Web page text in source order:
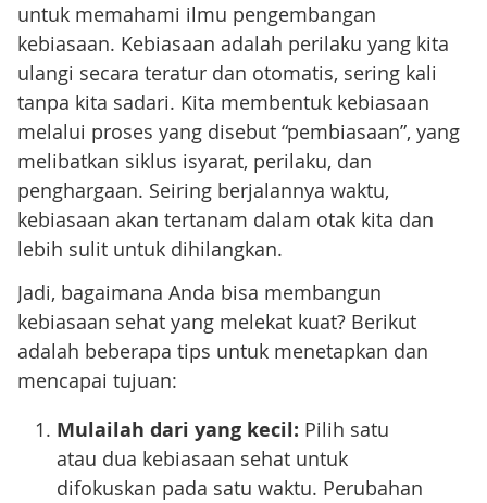
untuk memahami ilmu pengembangan
kebiasaan. Kebiasaan adalah perilaku yang kita
ulangi secara teratur dan otomatis, sering kali
tanpa kita sadari. Kita membentuk kebiasaan
melalui proses yang disebut “pembiasaan”, yang
melibatkan siklus isyarat, perilaku, dan
penghargaan. Seiring berjalannya waktu,
kebiasaan akan tertanam dalam otak kita dan
lebih sulit untuk dihilangkan.
Jadi, bagaimana Anda bisa membangun
kebiasaan sehat yang melekat kuat? Berikut
adalah beberapa tips untuk menetapkan dan
mencapai tujuan:
Mulailah dari yang kecil: Pilih satu
atau dua kebiasaan sehat untuk
difokuskan pada satu waktu. Perubahan